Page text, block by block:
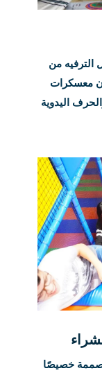
الترفيه من
معسكرات
اليدوية
من
خصيصًا